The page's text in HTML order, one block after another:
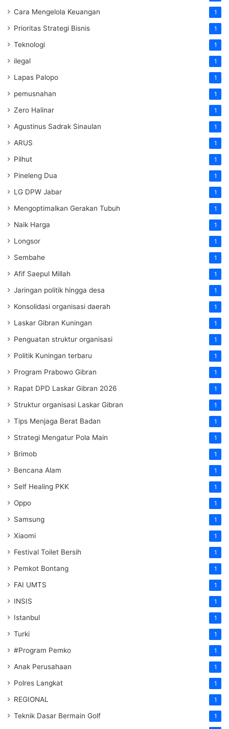
Cara Mengelola Keuangan 1
Prioritas Strategi Bisnis 1
Teknologi 1
ilegal 1
Lapas Palopo 1
pemusnahan 1
Zero Halinar 1
Agustinus Sadrak Sinaulan 1
ARUS 1
Pilhut 1
Pineleng Dua 1
LG DPW Jabar 1
Mengoptimalkan Gerakan Tubuh 1
Naik Harga 1
Longsor 1
Sembahe 1
Afif Saepul Millah 1
Jaringan politik hingga desa 1
Konsolidasi organisasi daerah 1
Laskar Gibran Kuningan 1
Penguatan struktur organisasi 1
Politik Kuningan terbaru 1
Program Prabowo Gibran 1
Rapat DPD Laskar Gibran 2026 1
Struktur organisasi Laskar Gibran 1
Tips Menjaga Berat Badan 1
Strategi Mengatur Pola Main 1
Brimob 1
Bencana Alam 1
Self Healing PKK 1
Oppo 1
Samsung 1
Xiaomi 1
Festival Toilet Bersih 1
Pemkot Bontang 1
FAI UMTS 1
INSIS 1
Istanbul 1
Turki 1
#Program Pemko 1
Anak Perusahaan 1
Polres Langkat 1
REGIONAL 1
Teknik Dasar Bermain Golf 1